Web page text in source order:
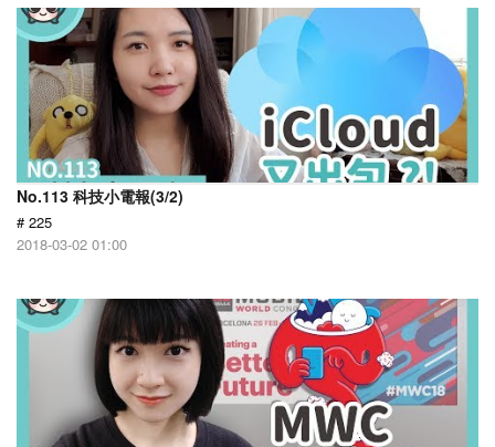
No.113 科技小電報(3/2)
# 225
2018-03-02 01:00